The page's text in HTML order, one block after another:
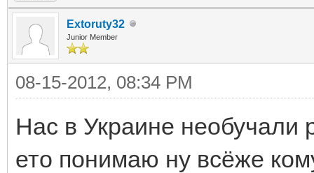
Extoruty32
Junior Member
08-15-2012, 08:34 PM
Нас в Украине необучали
ето понимаю ну всёже